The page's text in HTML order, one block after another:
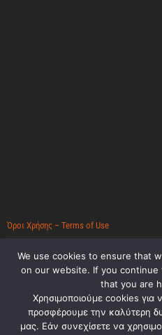
Όροι Χρήσης – Terms of Use
ΔΗΜΉΤΡΗΣ
DEVELOPED BY
We use cookies to ensure that
on our website. If you
that you are
Χρησιμοποιούμε cookies για
προσφέρουμε την καλύτερη
μας. Εάν συνεχίσετε να